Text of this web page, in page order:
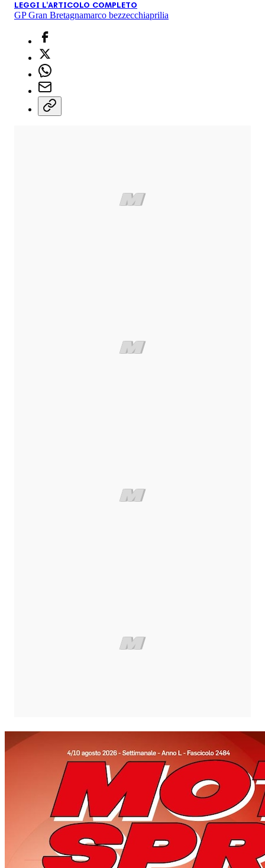
LEGGI L'ARTICOLO COMPLETO
GP Gran Bretagnamarco bezzecchiaprilia